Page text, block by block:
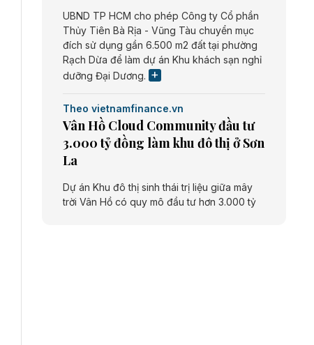
UBND TP HCM cho phép Công ty Cổ phần
Thủy Tiên Bà Rịa - Vũng Tàu chuyển mục
đích sử dụng gần 6.500 m2 đất tại phường
Rạch Dừa để làm dự án Khu khách sạn nghỉ
dưỡng Đại Dương.
Theo vietnamfinance.vn
Vân Hồ Cloud Community đầu tư
3.000 tỷ đồng làm khu đô thị ở Sơn
La
Dự án Khu đô thị sinh thái trị liệu giữa mây
trời Vân Hồ có quy mô đầu tư hơn 3.000 tỷ